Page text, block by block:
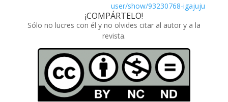
user/show/93230768-igajuju
¡COMPÁRTELO!
Sólo no lucres con él y no olvides citar al autor y a la
revista.